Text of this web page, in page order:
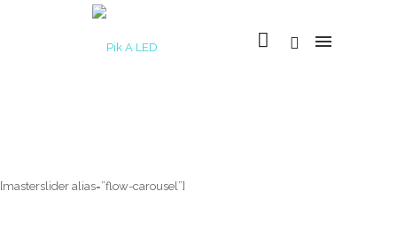
[masterslider alias=”flow-carousel”]